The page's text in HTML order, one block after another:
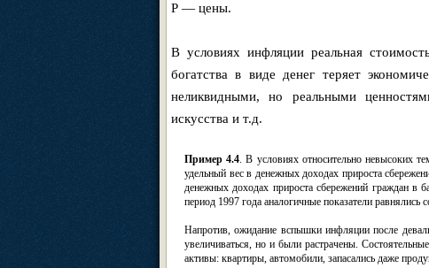
Р — цены.
В условиях инфляции реальная
богатства в виде денег теряет
неликвидными, но реальными
искусства и т.д.
Пример 4.4. В условиях относительно невысоких
удельный вес в денежных доходах прироста
денежных доходах прироста сбережений граждан
период 1997 года аналогичные показатели равнялись
Напротив, ожидание вспышки инфляции после
увеличиваться, но и были растрачены.
активы: квартиры, автомобили, запасались даже